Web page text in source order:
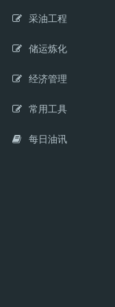
采油工程
储运炼化
经济管理
常用工具
每日油讯